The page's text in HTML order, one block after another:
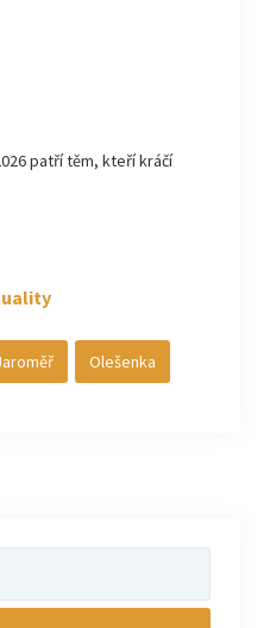
patří těm, kteří kráčí
Olešenka